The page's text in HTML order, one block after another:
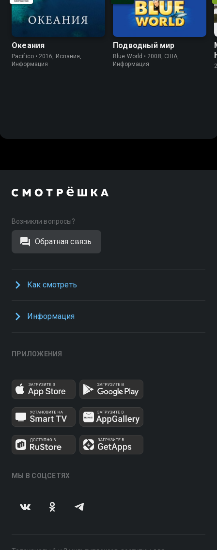
Океания
Pacifico • 2016, Испания,
Информация
Подводный мир
Blue World • 2008, США,
Информация
Возникли вопросы?
Обратная связь
Как смотреть
Информация
ПРИЛОЖЕНИЯ
МЫ В СОЦСЕТЯХ